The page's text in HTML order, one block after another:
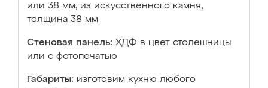
или 38 мм; из искусственного камня,
толщина 38 мм
Стеновая панель: ХДФ в цвет столешницы
или с фотопечатью
Габариты: изготовим кухню любого